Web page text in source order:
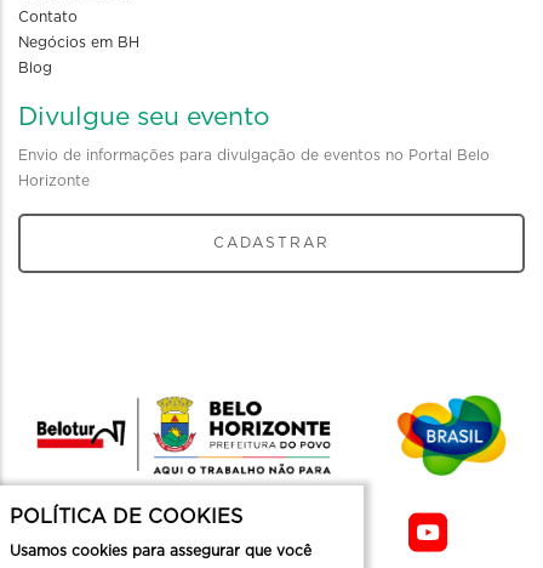
Contato
Negócios em BH
Blog
Divulgue seu evento
Envio de informações para divulgação de eventos no Portal Belo
Horizonte
CADASTRAR
POLÍTICA DE COOKIES
Usamos cookies para assegurar que você